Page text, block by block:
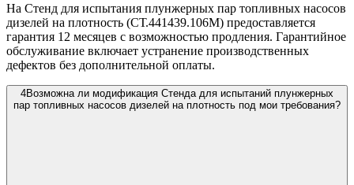
На Стенд для испытания плунжерных пар топливных насосов
дизелей на плотность (СТ.441439.106М) предоставляется
гарантия 12 месяцев с возможностью продления. Гарантийное
обслуживание включает устранение производственных
дефектов без дополнительной оплаты.
4Возможна ли модификация Стенда для испытаний плунжерных
пар топливных насосов дизелей на плотность под мои требования?